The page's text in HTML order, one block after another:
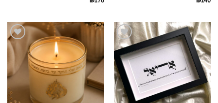
הוספה
לרשימת
המועדפים
לרשימת
המועדפים